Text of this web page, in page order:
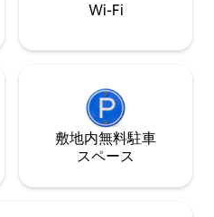
Wi-Fi
敷地内無料駐⁠車
ス⁠ペ⁠ー⁠ス